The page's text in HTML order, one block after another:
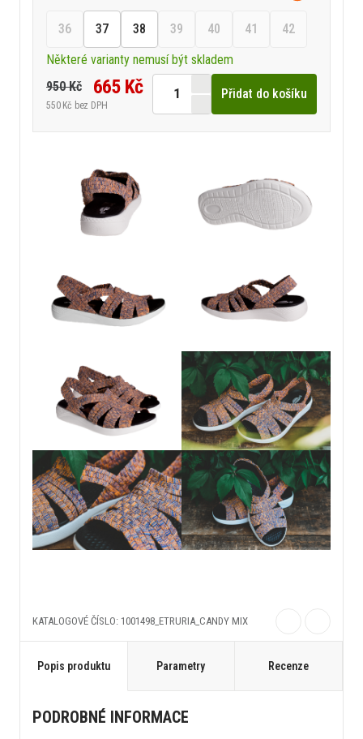
36 37 38 39 40 41
42
Některé varianty nemusí být skladem
950 Kč
665 Kč
550 Kč bez DPH
Přidat do košíku
KATALOGOVÉ ČÍSLO: 1001498_ETRURIA_CANDY MIX
Popis produktu Parametry Recenze
PODROBNÉ INFORMACE